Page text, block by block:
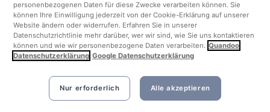
Niederlande
Singapur
personenbezogenen Daten für diese Zwecke verarbeiten können. Sie
können Ihre Einwilligung jederzeit von der Cookie-Erklärung auf unserer
Website ändern oder widerrufen. Erfahren Sie in unserer
Datenschutzrichtlinie mehr darüber, wer wir sind, wie Sie uns kontaktieren
können und wie wir personenbezogene Daten verarbeiten. Quandoo
Datenschutzerklärung Google Datenschutzerklärung
Nur erforderlich Alle akzeptieren